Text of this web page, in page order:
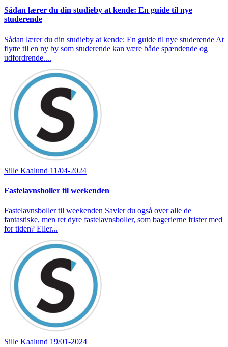
Sådan lærer du din studieby at kende: En guide til nye
studerende
Sådan lærer du din studieby at kende: En guide til nye studerende At
flytte til en ny by som studerende kan være både spændende og
udfordrende....
Sille Kaalund 11/04-2024
Fastelavnsboller til weekenden
Fastelavnsboller til weekenden Savler du også over alle de
fantastiske, men ret dyre fastelavnsboller, som bagerierne frister med
for tiden? Eller...
Sille Kaalund 19/01-2024